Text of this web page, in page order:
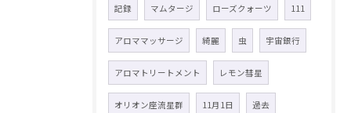
記録 マムタージ ローズクォーツ 111
アロママッサージ 綺麗 虫 宇宙銀行
アロマトリートメント レモン彗星
オリオン座流星群 11月1日 過去